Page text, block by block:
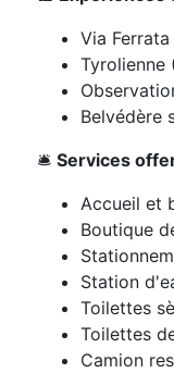
Via Ferrata
Tyrolienne
Belvédère
🛎️ Services
Accueil et
Boutique
Station
Toilettes
Toilettes
Camion